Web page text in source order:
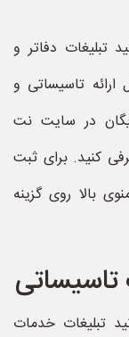
تبلیغات دفاتر و
تاسیساتی و
در سایت نت
کنید. برای ثبت
بالا روی گزینه
تبلیغات خدمات